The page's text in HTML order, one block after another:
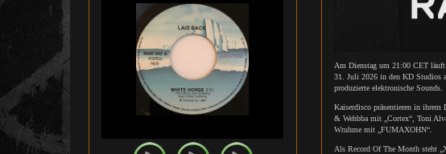
Am Dienstag um 21:00 CET
31. Juli 2026 in den KD Studios
produzierte elektronische Sounds.
Kaiserdisco präsentieren in ihrem
& Wehbba mit „Cortex“, Toni
Wruhme mit „FUMAXOHN“.
Als Record Of The Month steht